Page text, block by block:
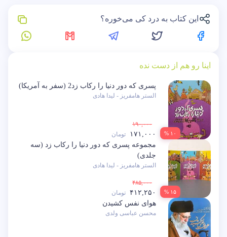
این کتاب به درد کی می‌خوره؟
اینا رو هم از دست نده
۱۰ %
پسری که دور دنیا را رکاب زد2 (سفر به آمریکا)
الستر هامفریز - لیدا هادی
۱۹۰,۰۰۰
۱۷۱,۰۰۰ تومان
۱۵ %
مجموعه پسری که دور دنیا را رکاب زد (سه
جلدی)
الستر هامفریز - لیدا هادی
۴۸۵,۰۰۰
۴۱۲,۲۵۰ تومان
هوای نفس کشیدن
محسن عباسی ولدی